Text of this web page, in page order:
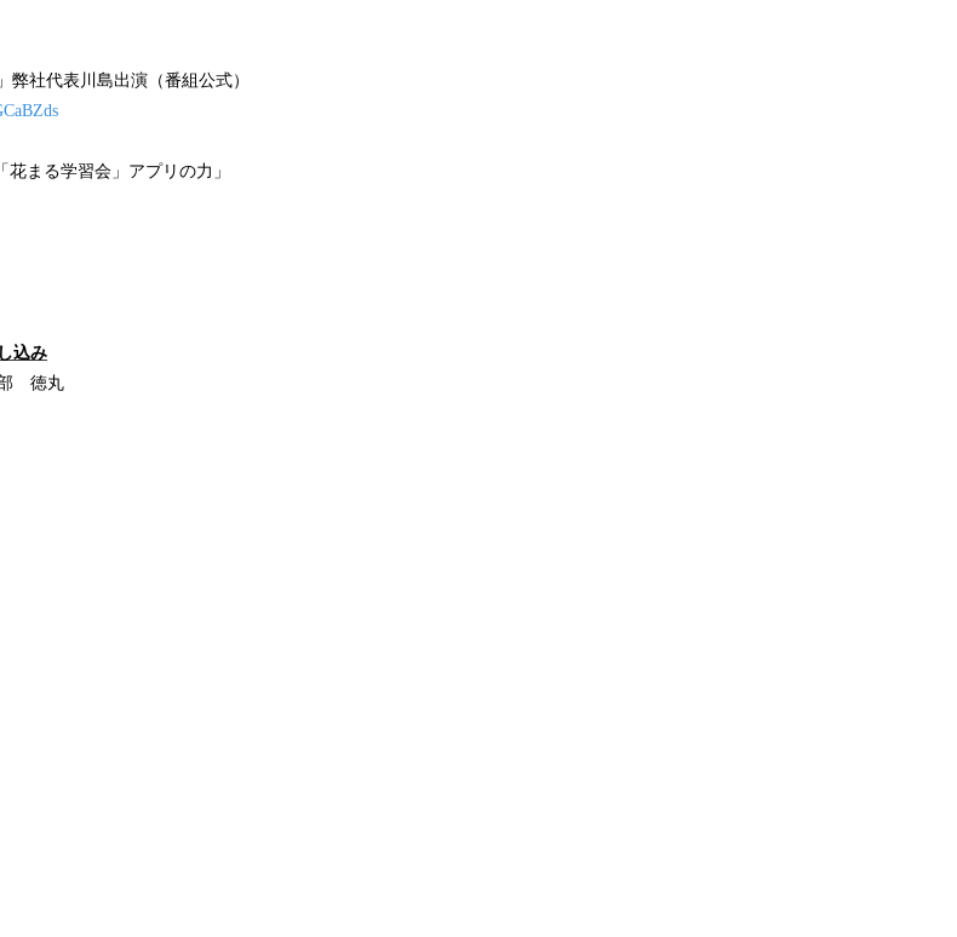
弊社代表川島出演（番組公式）
まる学習会」アプリの力」
込み
部 徳丸